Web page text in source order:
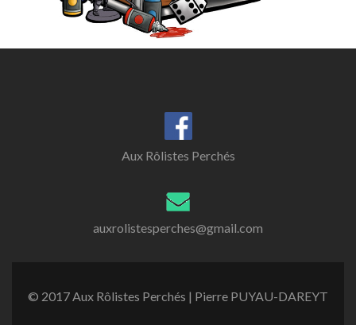
Aux Rôlistes Perchés
auxrolistesperches@gmail.com
© 2017 Aux Rôlistes Perchés | Pierre PUYAU-DAREYT